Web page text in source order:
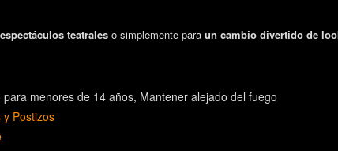
espectáculos teatrales o simplemente para un cambio divertido de
para menores de 14 años Mantener alejado del fuego
y Postizos